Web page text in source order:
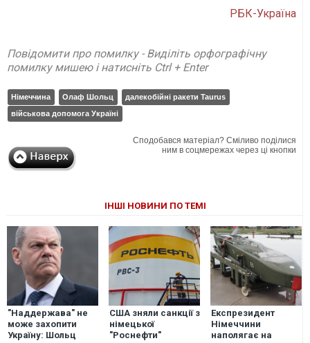
РБК-Україна
Повідомити про помилку - Виділіть орфографічну
помилку мишею і натисніть Ctrl + Enter
Німеччина Олаф Шольц
далекобійні ракети Taurus
військова допомога Україні
Сподобався матеріал? Сміливо поділися
ним в соцмережах через ці кнопки
ІНШІ НОВИНИ ПО ТЕМІ
"Наддержава" не
може захопити
Україну: Шольц
США зняли санкції з
німецької
"Роснефти"
Експрезидент
Німеччини
наполягає на